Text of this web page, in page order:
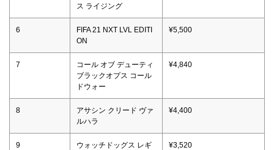
ス ライジング
6
FIFA 21 NXT LVL EDITI
ON
¥5,500
7
コール オブ デューティ
ブラックオプス コール
ドウォー
¥4,840
8
アサシン クリード ヴァ
ルハラ
¥4,400
9
ウォッチドッグス レギ
¥3,520